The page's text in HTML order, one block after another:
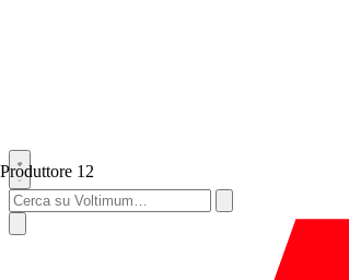
Produttore 12